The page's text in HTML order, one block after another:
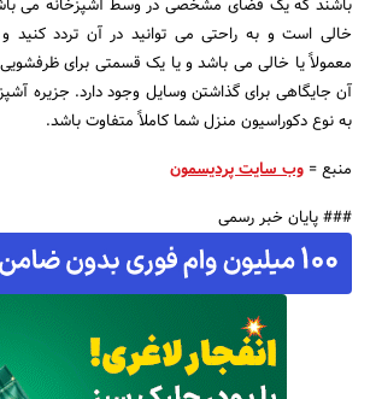
‌باشند که یک فضای مشخصی در وسط آشپزخانه می
خالی است و به راحتی می توانید در آن تردد کنید
معمولاً یا خالی می باشد و یا یک قسمتی برای
آن جایگاهی برای گذاشتن وسایل وجود دارد. جزیره
به نوع دکوراسیون منزل شما کاملاً متفاوت باشد.
منبع = وب سایت پردیسمون
### پایان خبر رسمی